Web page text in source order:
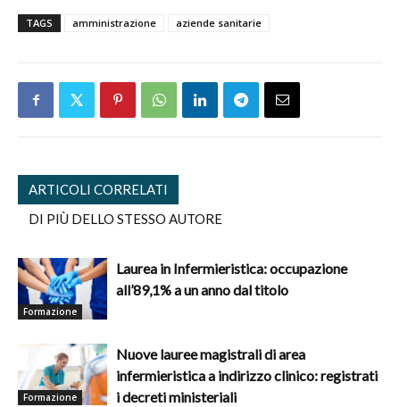
TAGS amministrazione aziende sanitarie
ARTICOLI CORRELATI
DI PIÙ DELLO STESSO AUTORE
Formazione
Laurea in Infermieristica: occupazione
all’89,1% a un anno dal titolo
Formazione
Nuove lauree magistrali di area
infermieristica a indirizzo clinico: registrati
i decreti ministeriali